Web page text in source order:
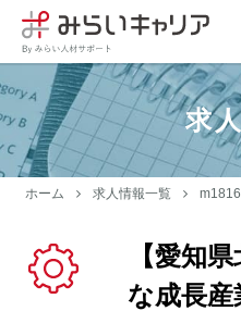
求
ホーム 求人情報一覧
【愛知
な成長産